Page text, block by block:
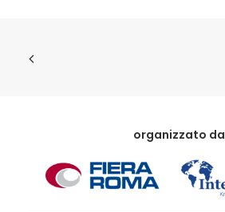
organizzato da